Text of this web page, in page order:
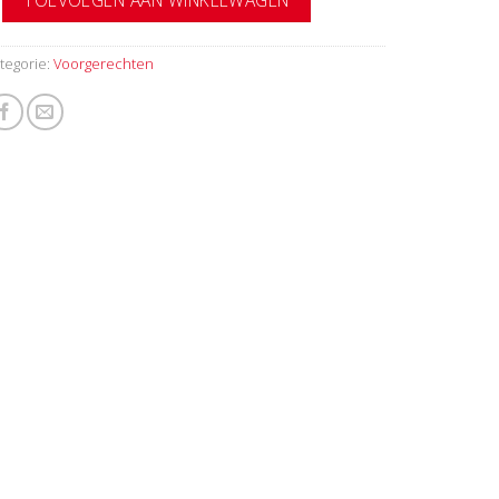
Voorgerechten